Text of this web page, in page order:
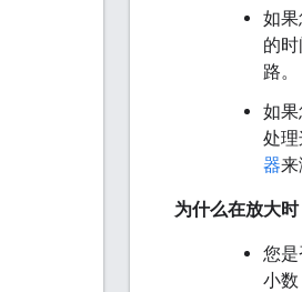
如
的
路。
如
处
器
为什么在放大
您
小